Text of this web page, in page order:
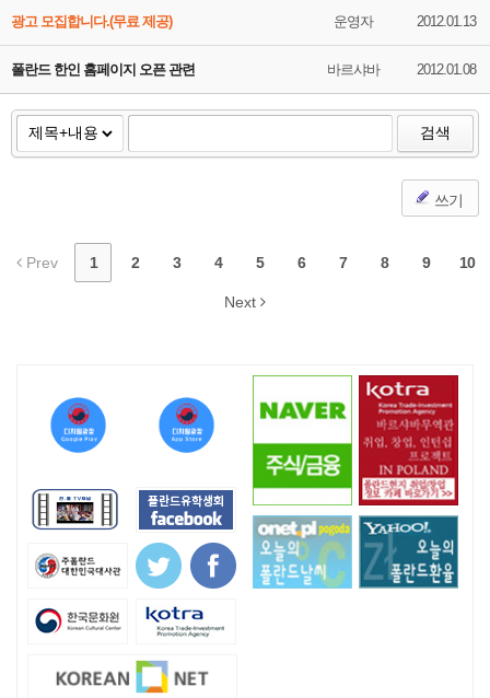
광고 모집합니다.(무료 제공) 운영자 2012.01.13
폴란드 한인 홈페이지 오픈 관련 바르샤바 2012.01.08
검색
쓰기
Prev 1 2 3 4 5 6 7 8 9 10
Next